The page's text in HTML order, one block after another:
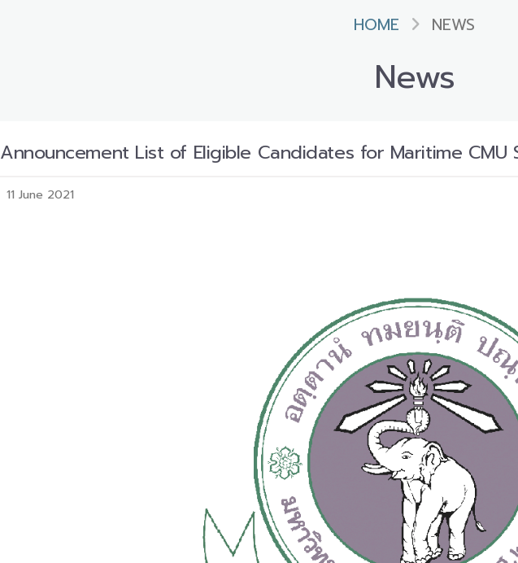
HOME NEWS
News
Announcement List of Eligible Candidates for Maritime CMU
11 June 2021